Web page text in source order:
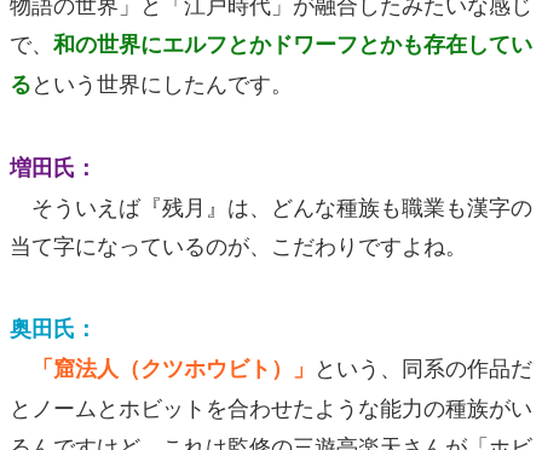
で、 和の世界にエルフとかドワーフとかも存在してい
るという世界にしたんです。
増田氏：
そういえば『残月』は、どんな種族も職業も漢字の
当て字になっているのが、こだわりですよね。
奥田氏：
「窟法人（クツホウビト）」 という、同系の作品だ
とノームとホビットを合わせたような能力の種族がい